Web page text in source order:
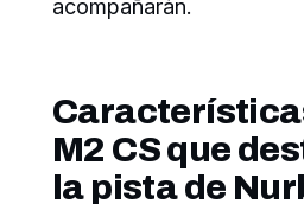
acompañarán.
M2 CS que
la pista de